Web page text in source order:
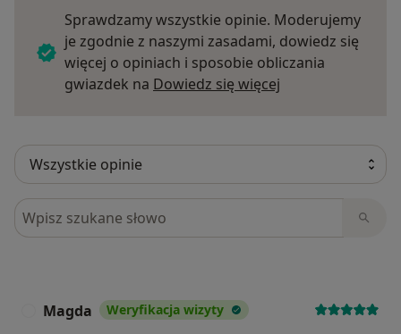
Sprawdzamy wszystkie opinie. Moderujemy
je zgodnie z naszymi zasadami, dowiedz się
więcej o opiniach i sposobie obliczania
gwiazdek na Dowiedz się więcej
Szukaj w opiniach
Magda Weryfikacja wizyty